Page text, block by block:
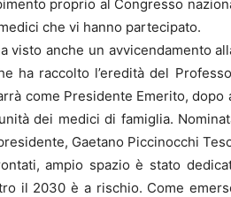
proprio al Congresso
che vi hanno partecipato.
visto anche un avvicendamento
ha raccolto l’eredità del
come Presidente Emerito,
dei medici di famiglia.
Gaetano Piccinocchi
ampio spazio è stato
il 2030 è a rischio. Come